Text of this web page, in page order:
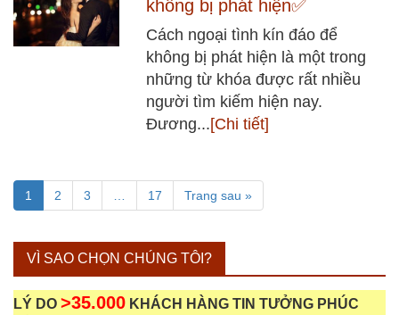
không bị phát hiện✅
Cách ngoại tình kín đáo để
không bị phát hiện là một trong
những từ khóa được rất nhiều
người tìm kiếm hiện nay.
Đương...[Chi tiết]
1 2 3 17 Trang sau »
VÌ SAO CHỌN CHÚNG TÔI?
LÝ DO >35.000 KHÁCH HÀNG TIN TƯỞNG PHÚC